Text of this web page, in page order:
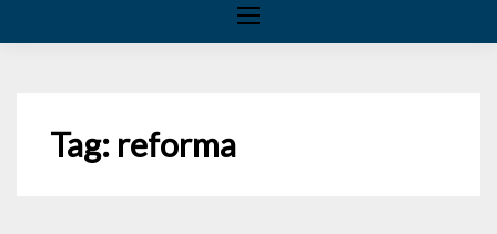
Tag: reforma